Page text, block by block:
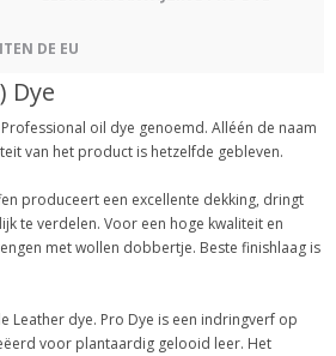
DE EU
Dye
oil dye genoemd. Alléén de naam
van het product is hetzelfde gebleven.
produceert een excellente dekking, dringt
te verdelen. Voor een hoge kwaliteit en
met wollen dobbertje. Beste finishlaag is
Leather dye. Pro Dye is een indringverf op
voor plantaardig gelooid leer. Het